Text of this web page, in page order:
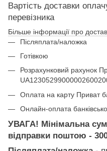
Вартість доставки
перевізника
Більше інформації про
Післяплата/наложка
Готівкою
Розрахунковий рахунок
Оплата на карту Приват
Онлайн-оплата
УВАГА! Мінімальна
відправки поштою -